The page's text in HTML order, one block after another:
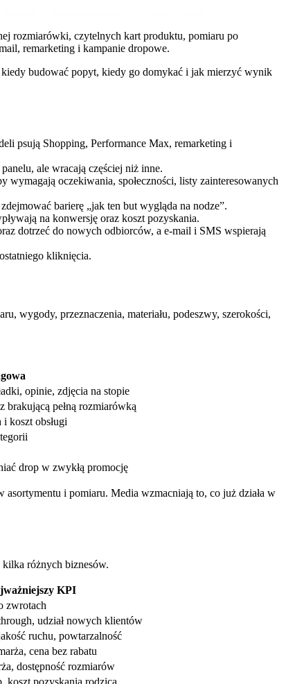
rozmiarówki, czytelnych kart produktu, pomiaru po
remarketing i kampanie dropowe.
kiedy budować popyt, kiedy go domykać i jak mierzyć wynik
psują Shopping, Performance Max, remarketing i
ale wracają częściej niż inne.
oczekiwania, społeczności, listy zainteresowanych
barierę „jak ten but wygląda na nodze”.
na konwersję oraz koszt pozyskania.
dotrzeć do nowych odbiorców, a e-mail i SMS wspierają
kliknięcia.
wygody, przeznaczenia, materiału, podeszwy, szerokości,
opinie, zdjęcia na stopie
pełną rozmiarówką
koszt obsługi
drop w zwykłą promocję
i pomiaru. Media wzmacniają to, co już działa w
kilka różnych biznesów.
KPI
zwrotach
udział nowych klientów
ruchu, powtarzalność
cena bez rabatu
dostępność rozmiarów